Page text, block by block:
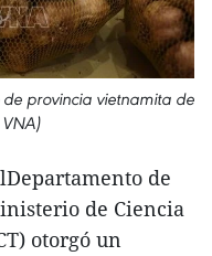
provincia vietnamita de
de
de Ciencia
otorgó un